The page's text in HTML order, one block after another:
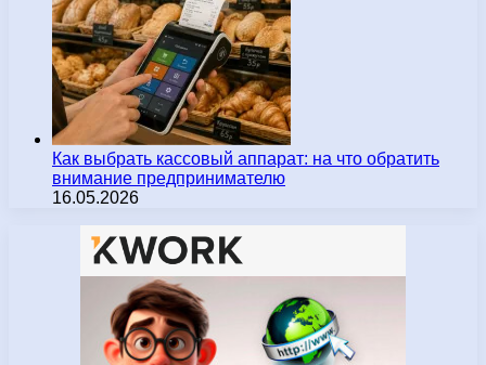
Как выбрать кассовый аппарат: на что обратить
внимание предпринимателю
16.05.2026